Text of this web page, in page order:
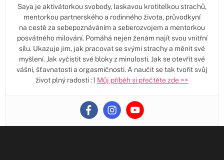
Saya je aktivátorkou svobody, laskavou krotitelkou strachů,
mentorkou partnerského a rodinného života, průvodkyní
na cestě za sebepoznáváním a seberozvojem a mentorkou
posvátného milování. Pomáhá nejen ženám najít svou vnitřní
sílu. Ukazuje jim, jak pracovat se svými strachy a měnit své
myšlení. Jak vyčistit své bloky z minulosti. Jak se otevřít své
vášni, šťavnatosti a orgasmičnosti. A naučit se tak tvořit svůj
život plný radosti : ) Můj příběh si přečtěte zde >>